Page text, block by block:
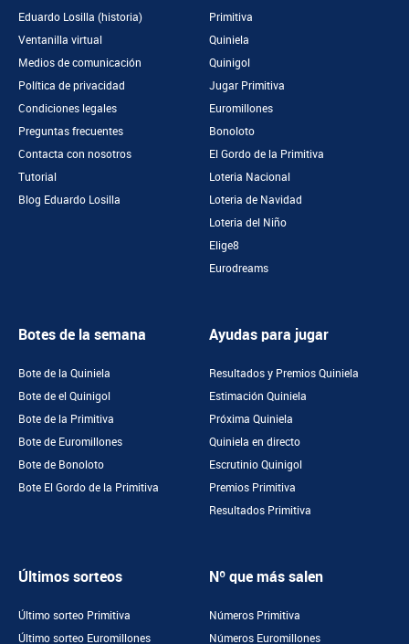
Eduardo Losilla (historia)
Ventanilla virtual
Medios de comunicación
Política de privacidad
Condiciones legales
Preguntas frecuentes
Contacta con nosotros
Tutorial
Blog Eduardo Losilla
Primitiva
Quiniela
Quinigol
Jugar Primitiva
Euromillones
Bonoloto
El Gordo de la Primitiva
Loteria Nacional
Loteria de Navidad
Loteria del Niño
Elige8
Eurodreams
Botes de la semana
Bote de la Quiniela
Bote de el Quinigol
Bote de la Primitiva
Bote de Euromillones
Bote de Bonoloto
Bote El Gordo de la Primitiva
Ayudas para jugar
Resultados y Premios Quiniela
Estimación Quiniela
Próxima Quiniela
Quiniela en directo
Escrutinio Quinigol
Premios Primitiva
Resultados Primitiva
Últimos sorteos
Último sorteo Primitiva
Último sorteo Euromillones
Nº que más salen
Números Primitiva
Números Euromillones